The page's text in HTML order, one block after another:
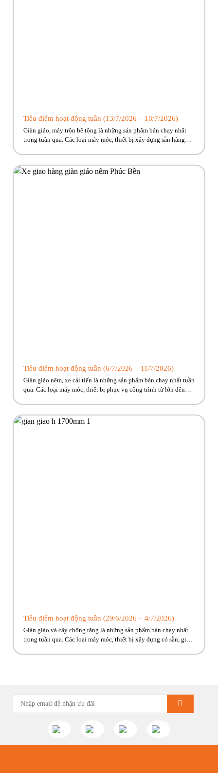
Tiêu điểm hoạt động tuần (13/7/2026 – 18/7/2026)
Giàn giáo, máy trộn bê tông là những sản phẩm bán chạy nhất
trong tuần qua. Các loại máy móc, thiết bị xây dựng sẵn hàng
động tiêu […]
Tiêu điểm hoạt động tuần (6/7/2026 – 11/7/2026)
Giàn giáo nêm, xe cải tiến là những sản phẩm bán chạy nhất tuần
qua. Các loại máy móc, thiết bị phục vụ công trình từ lớn đến
Tiêu điểm hoạt động tuần (29/6/2026 – 4/7/2026)
Giàn giáo và cây chống tăng là những sản phẩm bán chạy nhất
trong tuần qua. Các loại máy móc, thiết bị xây dựng có sẵn, giao